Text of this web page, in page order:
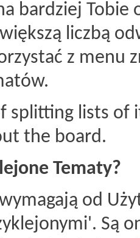
bardziej Tobie
liczbą
z menu
splitting lists of
the board.
Tematy?
od
Są